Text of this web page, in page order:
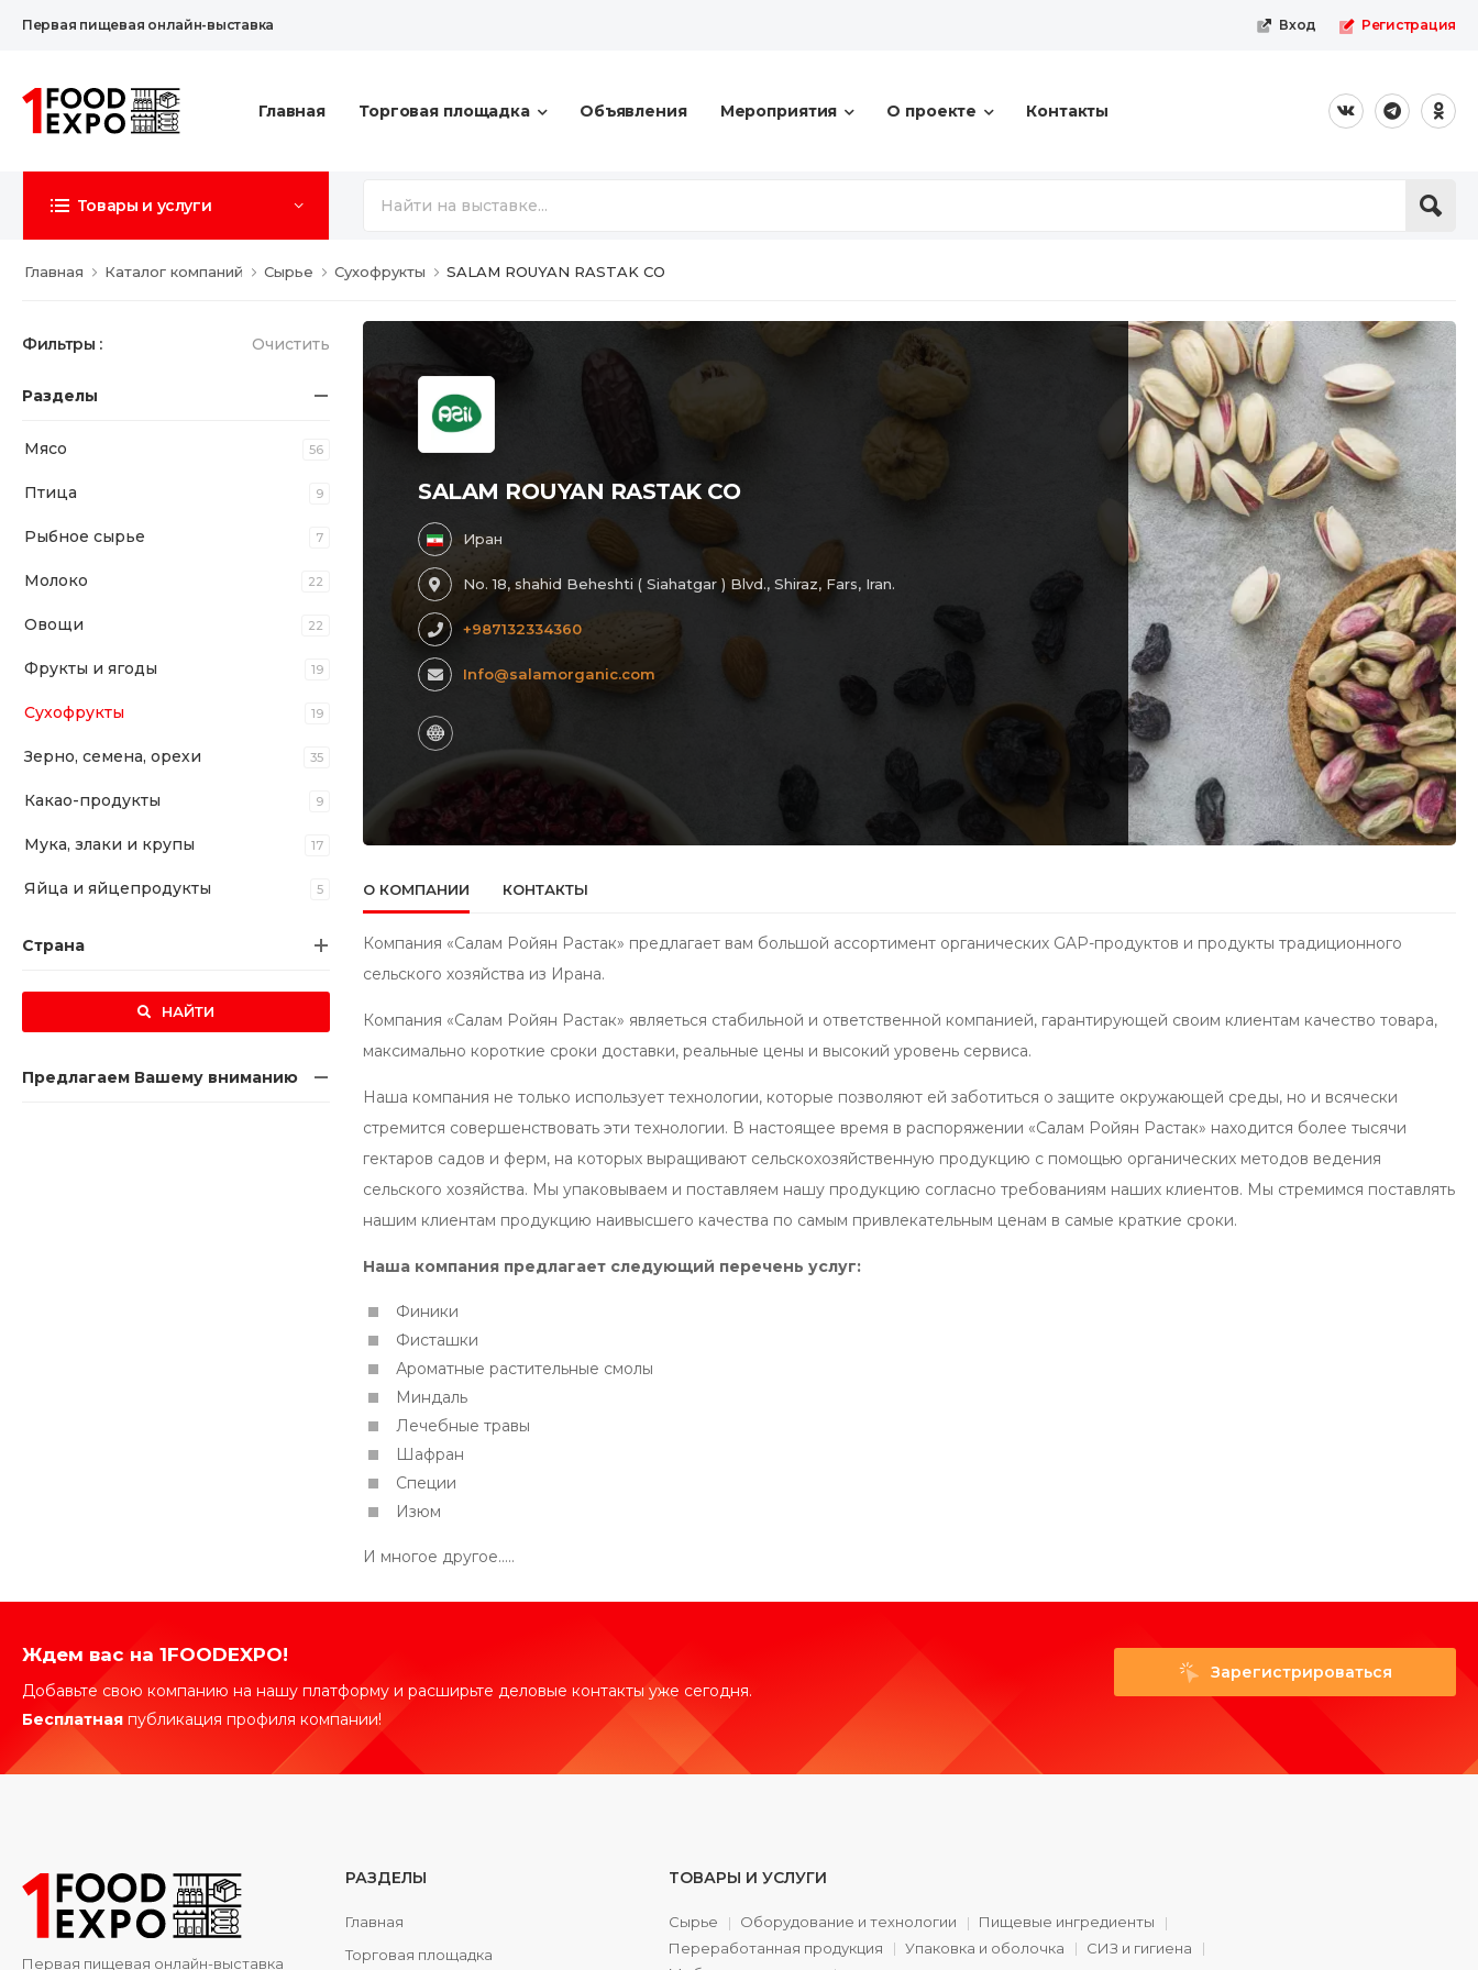
Первая пищевая онлайн-выставка Вход Регистрация
Главная Торговая площадка Объявления Мероприятия О проекте Контакты
Товары и услуги
Главная Каталог компаний Сырье Сухофрукты SALAM ROUYAN RASTAK CO
Фильтры : Очистить
Разделы
Мясо 56
Птица 9
Рыбное сырье 7
Молоко 22
Овощи 22
Фрукты и ягоды 19
Сухофрукты 19
Зерно, семена, орехи 35
Какао-продукты 9
Мука, злаки и крупы 17
Яйца и яйцепродукты 5
Страна
НАЙТИ
Предлагаем Вашему вниманию
SALAM ROUYAN RASTAK CO
Иран
No. 18, shahid Beheshti ( Siahatgar ) Blvd., Shiraz, Fars, Iran.
+987132334360
Info@salamorganic.com
О КОМПАНИИ КОНТАКТЫ
Компания «Салам Ройян Растак» предлагает вам большой ассортимент органических GAP-продуктов и продукты традиционного
сельского хозяйства из Ирана.
Компания «Салам Ройян Растак» являеться стабильной и ответственной компанией, гарантирующей своим клиентам качество товара,
максимально короткие сроки доставки, реальные цены и высокий уровень сервиса.
Наша компания не только использует технологии, которые позволяют ей заботиться о защите окружающей среды, но и всячески
стремится совершенствовать эти технологии. В настоящее время в распоряжении «Салам Ройян Растак» находится более тысячи
гектаров садов и ферм, на которых выращивают сельскохозяйственную продукцию с помощью органических методов ведения
сельского хозяйства. Мы упаковываем и поставляем нашу продукцию согласно требованиям наших клиентов. Мы стремимся поставлять
нашим клиентам продукцию наивысшего качества по самым привлекательным ценам в самые краткие сроки.
Наша компания предлагает следующий перечень услуг:
Финики
Фисташки
Ароматные растительные смолы
Миндаль
Лечебные травы
Шафран
Специи
Изюм
И многое другое.....
Ждем вас на 1FOODEXPO!
Добавьте свою компанию на нашу платформу и расширьте деловые контакты уже сегодня.
Бесплатная публикация профиля компании!
Зарегистрироваться
Первая пищевая онлайн-выставка
РАЗДЕЛЫ
Главная
Торговая площадка
ТОВАРЫ И УСЛУГИ
Сырье Оборудование и технологии
Пищевые ингредиенты
Переработанная продукция
Упаковка и оболочка
СИЗ и гигиена